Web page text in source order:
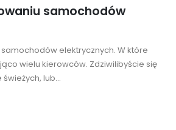
samochodów
elektrycznych. W które
wielu kierowców. Zdziwilibyście się
lub...